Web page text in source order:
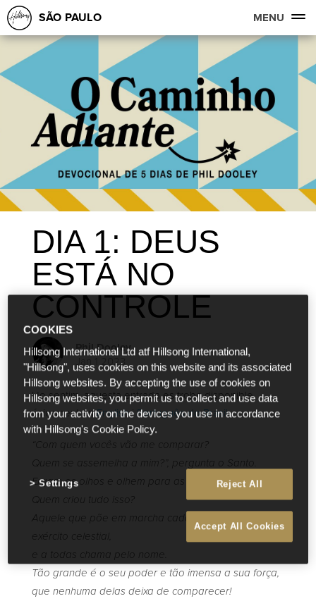
SÃO PAULO MENU
DIA 1: DEUS
ESTÁ NO
CONTROLE
Phil Dooley
Jan 1 2023
Ho sentim, aquesta entrada es troba disponible
únicament enEnglishiPortuguês do Brasil.
“Com quem vocês vão me comparar?
Quem se assemelha a mim?”, pergunta o Santo.
Ergam os olhos e olhem para as alturas.
Quem criou tudo isso?
Aquele que põe em marcha cada estrela do seu
exército celestial,
e a todas chama pelo nome.
Tão grande é o seu poder e tão imensa a sua força,
que nenhuma delas deixa de comparecer!
COOKIES
Hillsong International Ltd atf Hillsong International,
"Hillsong", uses cookies on this website and its associated
Hillsong websites. By accepting the use of cookies on
Hillsong websites, you permit us to collect and use data
from your activity on the devices you use in accordance
with Hillsong's Cookie Policy.
Reject All
Accept All Cookies
Settings